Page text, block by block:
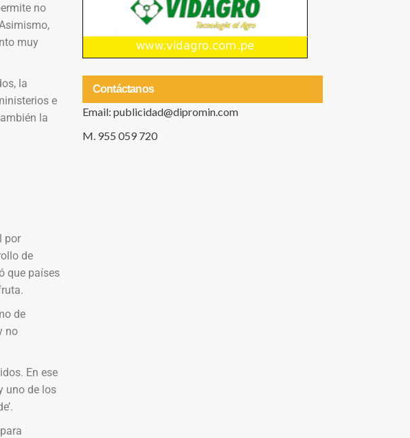
no
muy
la
e
la
por
de
que países
de
no
En ese
uno de los
Contáctanos
Email: publicidad@dipromin.com
M. 955 059 720